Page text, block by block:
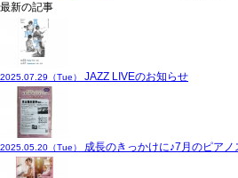
最新の記事
2025.07.29（Tue） JAZZ LIVEのお知らせ
2025.05.20（Tue） 成長のきっかけに♪7月のピアノ